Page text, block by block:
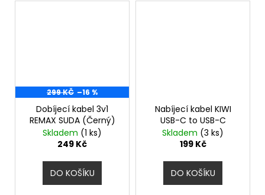
299 KČ –16 %
Dobíjecí kabel 3v1
REMAX SUDA (Černý)
Skladem (1 ks)
249 Kč
DO KOŠÍKU
Nabíjecí kabel KIWI
USB-C to USB-C
Skladem (3 ks)
199 Kč
DO KOŠÍKU